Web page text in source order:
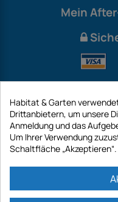
Mein
Habitat & Garten
Drittanbietern, um unsere
Anmeldung und das
Um Ihrer Verwendung
Schaltfläche „Akzeptieren“.